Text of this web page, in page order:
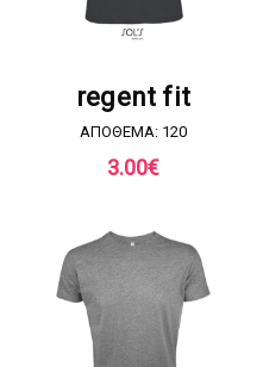
regent fit
ΑΠΟΘΕΜΑ: 120
3.00€